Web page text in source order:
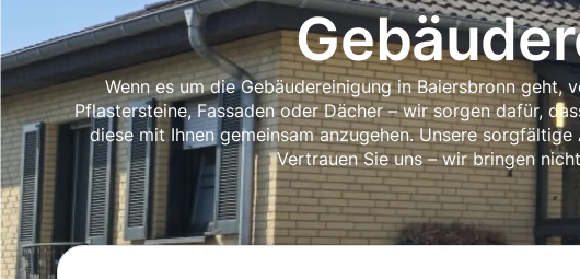
Wenn es um die Gebäudereinigung in Baiersbronn
Pflastersteine, Fassaden oder Dächer – wir sorgen dafür,
diese mit Ihnen gemeinsam anzugehen. Unsere
Vertrauen Sie uns – wir bringen